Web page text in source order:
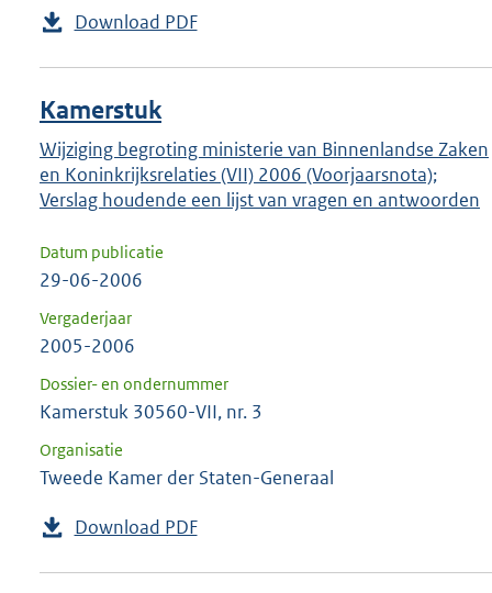
Download PDF
Kamerstuk
Wijziging begroting ministerie van Binnenlandse Zaken
en Koninkrijksrelaties (VII) 2006 (Voorjaarsnota);
Verslag houdende een lijst van vragen en antwoorden
Datum publicatie
29-06-2006
Vergaderjaar
2005-2006
Dossier- en ondernummer
Kamerstuk 30560-VII, nr. 3
Organisatie
Tweede Kamer der Staten-Generaal
Download PDF